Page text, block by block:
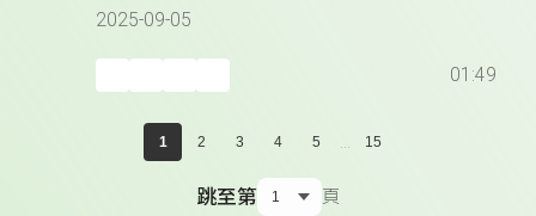
2025-09-05
01:49
1 2 3 4 5 ... 15
跳至第 頁